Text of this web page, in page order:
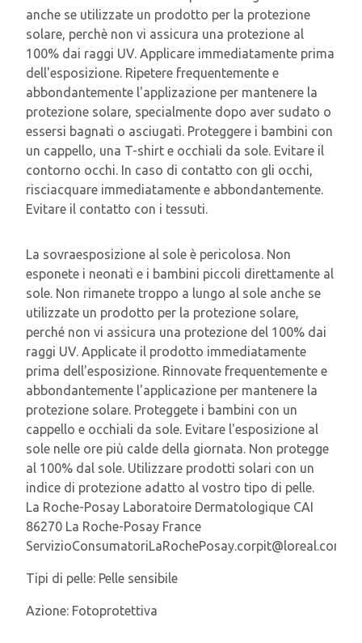
anche se utilizzate un prodotto per la protezione
solare, perchè non vi assicura una protezione al
100% dai raggi UV. Applicare immediatamente prima
dell'esposizione. Ripetere frequentemente e
abbondantemente l'applizazione per mantenere la
protezione solare, specialmente dopo aver sudato o
essersi bagnati o asciugati. Proteggere i bambini con
un cappello, una T-shirt e occhiali da sole. Evitare il
contorno occhi. In caso di contatto con gli occhi,
risciacquare immediatamente e abbondantemente.
Evitare il contatto con i tessuti.
La sovraesposizione al sole è pericolosa. Non
esponete i neonati e i bambini piccoli direttamente al
sole. Non rimanete troppo a lungo al sole anche se
utilizzate un prodotto per la protezione solare,
perché non vi assicura una protezione del 100% dai
raggi UV. Applicate il prodotto immediatamente
prima dell'esposizione. Rinnovate frequentemente e
abbondantemente l'applicazione per mantenere la
protezione solare. Proteggete i bambini con un
cappello e occhiali da sole. Evitare l'esposizione al
sole nelle ore più calde della giornata. Non protegge
al 100% dal sole. Utilizzare prodotti solari con un
indice di protezione adatto al vostro tipo di pelle.
La Roche-Posay Laboratoire Dermatologique CAI
86270 La Roche-Posay France
ServizioConsumatoriLaRochePosay.corpit@loreal.com
Tipi di pelle: Pelle sensibile
Azione: Fotoprotettiva